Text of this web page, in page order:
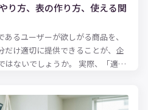
り方、表の作り方、使える関
るユーザーが欲しがる商品を、
だけ適切に提供できることが、企
しょうか。 実際、「適正
う企業にとっては共通の使命とも